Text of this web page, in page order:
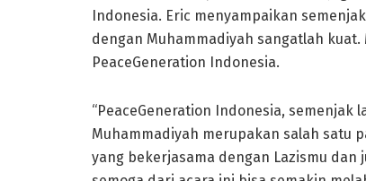
Indonesia. Eric menyampaikan
dengan Muhammadiyah sangatlah
PeaceGeneration Indonesia.
“PeaceGeneration Indonesia,
Muhammadiyah merupakan salah satu
yang bekerjasama dengan Lazismu dan